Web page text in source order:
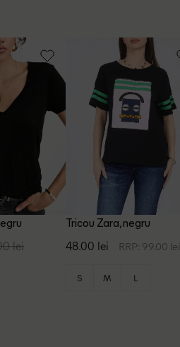
lei
Tricou Zara, negru
48.00 lei RRP: 99.00 lei
S M L